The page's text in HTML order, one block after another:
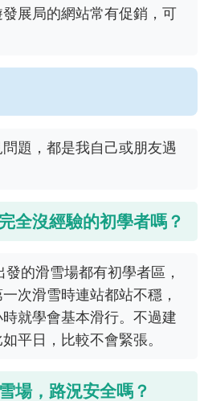
展局的網站常有促銷，可
題，都是我自己或朋友遇
全沒經驗的初學者嗎？
的滑雪場都有初學者區，
次滑雪時連站都站不穩，
就學會基本滑行。不過建
平日，比較不會緊張。
場，路況安全嗎？